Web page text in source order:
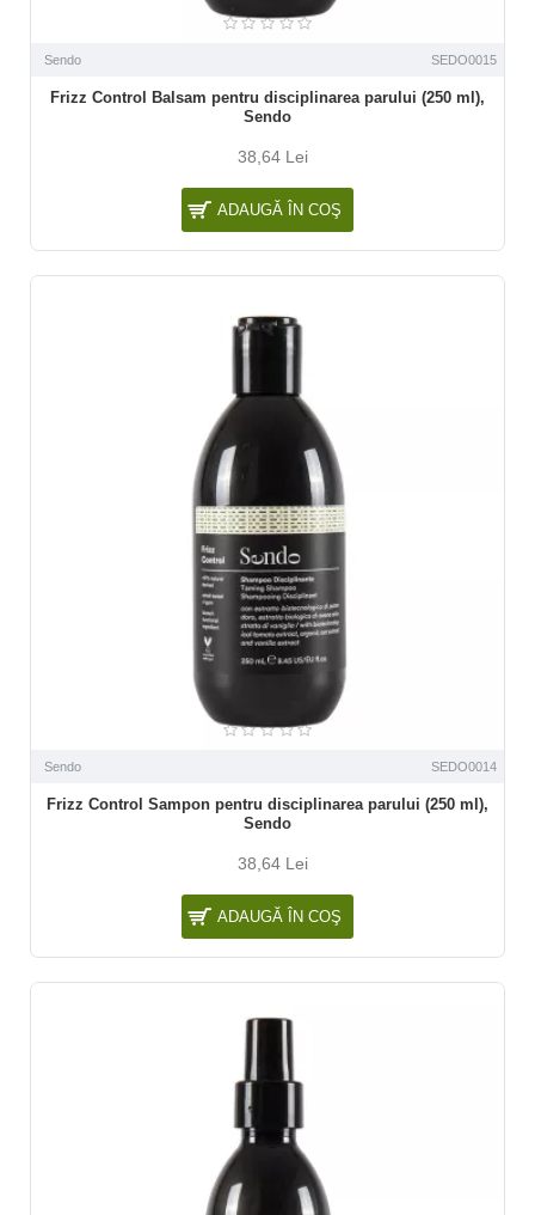
Sendo SEDO0015
Frizz Control Balsam pentru disciplinarea parului (250 ml),
Sendo
38,64 Lei
ADAUGĂ ÎN COŞ
Sendo SEDO0014
Frizz Control Sampon pentru disciplinarea parului (250 ml),
Sendo
38,64 Lei
ADAUGĂ ÎN COŞ